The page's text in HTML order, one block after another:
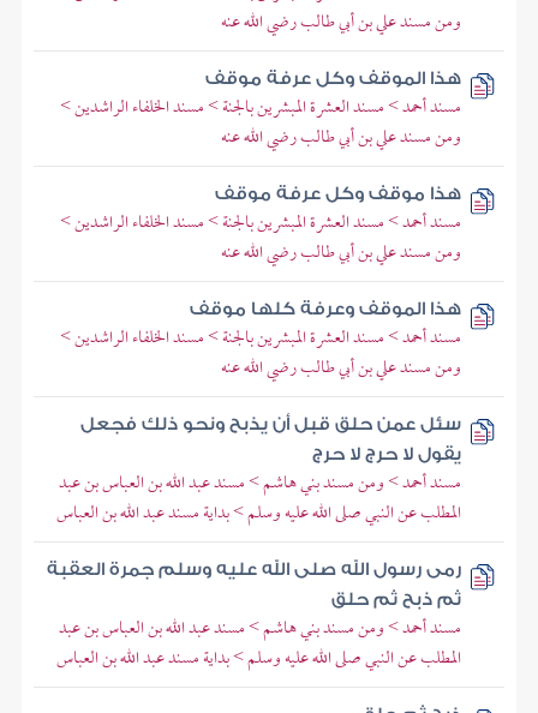
ومن مسند علي بن أبي طالب رضي الله عنه
هذا الموقف وكل عرفة موقف
مسند أحمد > مسند العشرة المبشرين بالجنة > مسند الخلفاء الراشدين >
ومن مسند علي بن أبي طالب رضي الله عنه
هذا موقف وكل عرفة موقف
مسند أحمد > مسند العشرة المبشرين بالجنة > مسند الخلفاء الراشدين >
ومن مسند علي بن أبي طالب رضي الله عنه
هذا الموقف وعرفة كلها موقف
مسند أحمد > مسند العشرة المبشرين بالجنة > مسند الخلفاء الراشدين >
ومن مسند علي بن أبي طالب رضي الله عنه
سئل عمن حلق قبل أن يذبح ونحو ذلك فجعل
يقول لا حرج لا حرج
مسند أحمد > ومن مسند بني هاشم > مسند عبد الله بن العباس بن عبد
المطلب عن النبي صلى الله عليه وسلم > بداية مسند عبد الله بن العباس
رمى رسول الله صلى الله عليه وسلم جمرة العقبة
ثم ذبح ثم حلق
مسند أحمد > ومن مسند بني هاشم > مسند عبد الله بن العباس بن عبد
المطلب عن النبي صلى الله عليه وسلم > بداية مسند عبد الله بن العباس